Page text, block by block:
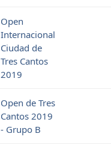
Open
Internacional
Ciudad de
Tres Cantos
2019
Open de Tres
Cantos 2019
- Grupo B